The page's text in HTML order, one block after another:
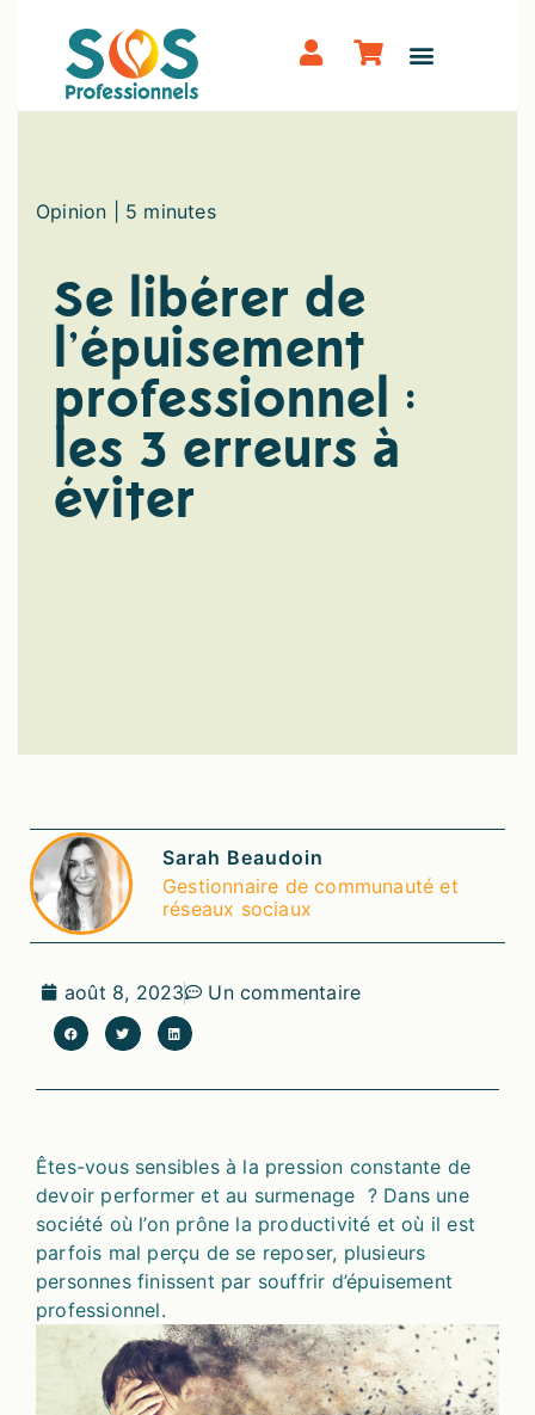
Opinion | 5 minutes
Se libérer de
l’épuisement
professionnel :
les 3 erreurs à
éviter
Sarah Beaudoin
Gestionnaire de communauté et
réseaux sociaux
août 8, 2023 Un commentaire
Êtes-vous sensibles à la pression constante de
devoir performer et au surmenage ? Dans une
société où l’on prône la productivité et où il est
parfois​ mal perçu de se reposer, plusieurs
personnes finissent par souffrir d’épuisement
professionnel.